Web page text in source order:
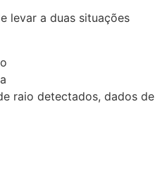
levar a duas situações
raio detectados, dados de